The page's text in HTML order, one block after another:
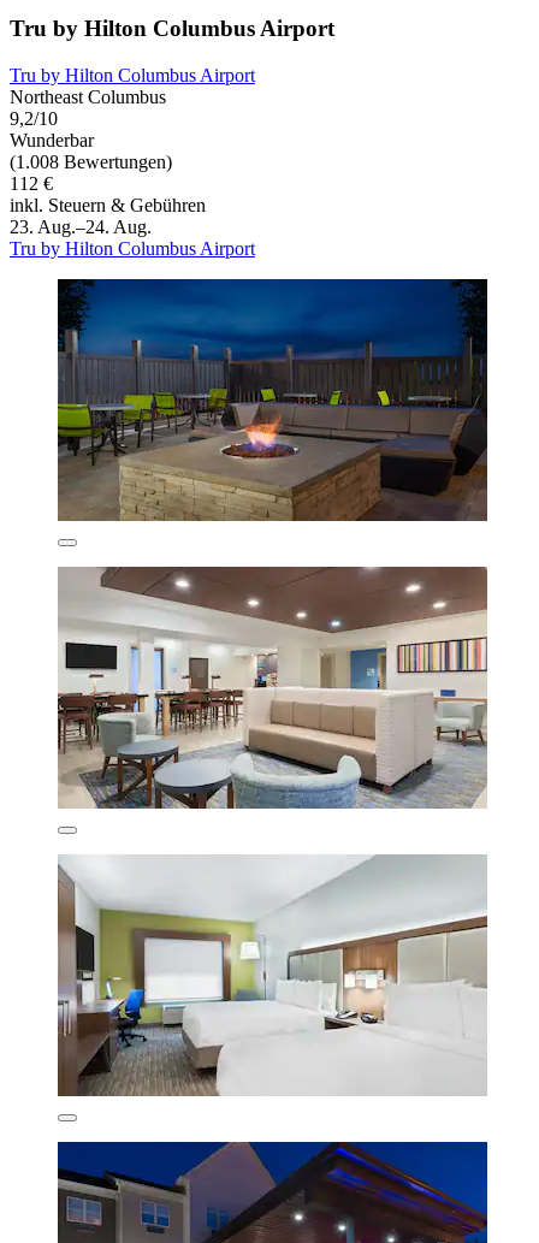
Tru by Hilton Columbus Airport
Tru by Hilton Columbus Airport
Northeast Columbus
9,2/10
Wunderbar
(1.008 Bewertungen)
112 €
inkl. Steuern & Gebühren
23. Aug.–24. Aug.
Tru by Hilton Columbus Airport